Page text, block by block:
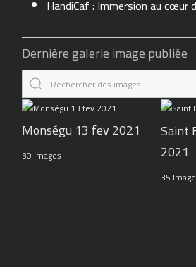
HandiCaf : Immersion au cœur
Dernière galerie image publiée
Monségu 13 fev 2021
30 Images
Saint
2021
35